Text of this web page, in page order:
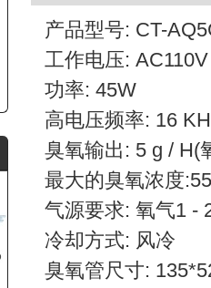
产品型号: CT-
工作电压:
功率: 45W
高电压频率: 16
臭氧输出: 5 g / H(
最大的臭氧浓度
气源要求: 氧气1 -
冷却方式: 风冷
臭氧管尺寸: